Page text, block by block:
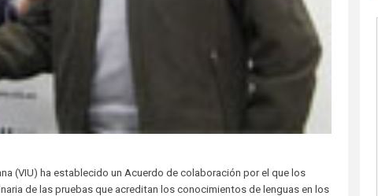
(VIU) ha establecido un Acuerdo de colaboración por el que los
de las pruebas que acreditan los conocimientos de lenguas en los